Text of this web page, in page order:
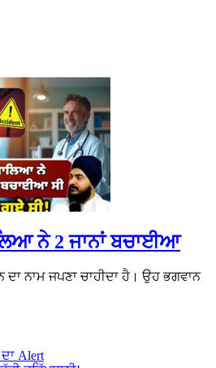
ਨੇ 2 ਜਾਨਾਂ ਬਚਾਈਆ
ਨਾਮ ਜਪਣਾ ਚਾਹੀਦਾ ਹੈ। ਉਹ ਭਗਵਾਨ
Alert